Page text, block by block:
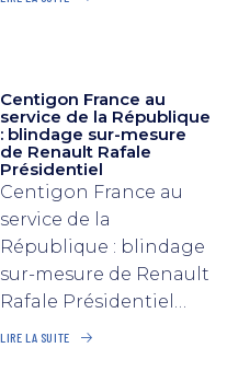
Centigon France au
service de la République
: blindage sur-mesure
de Renault Rafale
Présidentiel
Centigon France au
service de la
République : blindage
sur-mesure de Renault
Rafale Présidentiel…
LIRE LA SUITE